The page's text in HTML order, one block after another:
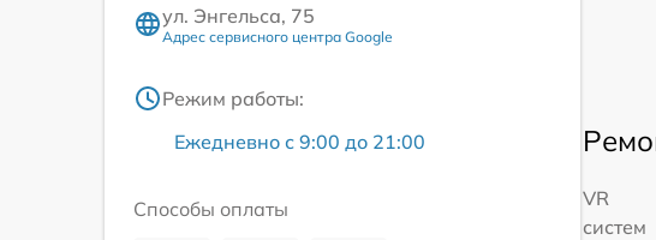
ул. Энгельса, 75
Адрес сервисного центра Google
Режим работы:
Ежедневно с 9:00 до 21:00
Способы оплаты
VR
систем